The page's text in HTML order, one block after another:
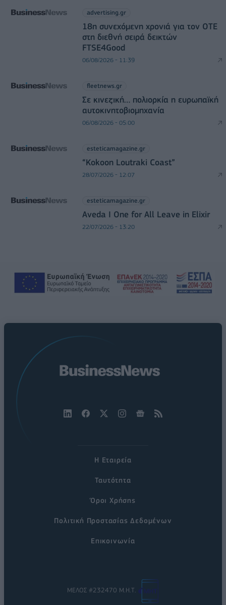
advertising.gr
18η συνεχόμενη χρονιά για τον ΟΤΕ
στη διεθνή σειρά δεικτών
FTSE4Good
06/08/2026 - 11:39
fleetnews.gr
Σε κινεζική… πολιορκία η ευρωπαϊκή
αυτοκινητοβιομηχανία
06/08/2026 - 05:00
esteticamagazine.gr
“Kokoon Loutraki Coast”
28/07/2026 - 12:07
esteticamagazine.gr
Aveda I One for All Leave in Elixir
22/07/2026 - 13:20
Η Εταιρεία
Ταυτότητα
Όροι Χρήσης
Πολιτική Προστασίας Δεδομένων
Επικοινωνία
ΜΕΛΟΣ #232470 Μ.Η.Τ.